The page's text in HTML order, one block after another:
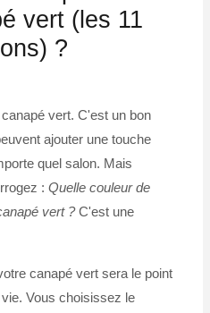
vert (les 11
?
vert. C'est un bon
ajouter une touche
quel salon. Mais
: Quelle couleur de
vert ?C'est une
canapé vert sera le point
Vous choisissez le